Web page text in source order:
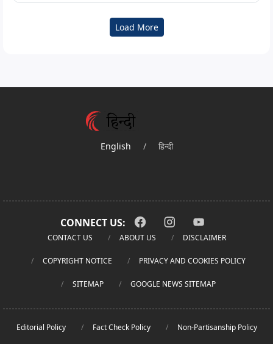
Load More
English / हिन्दी
CONNECT US:
CONTACT US ABOUT US DISCLAIMER
COPYRIGHT NOTICE PRIVACY AND COOKIES POLICY
SITEMAP GOOGLE NEWS SITEMAP
Editorial Policy Fact Check Policy Non-Partisanship Policy